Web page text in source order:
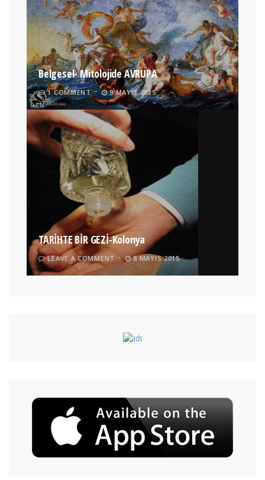
Belgesel- Mitolojide AVRUPA
1 COMMENT 9 MAYIS 2015
TARİHTE BİR GEZİ-Kolonya
LEAVE A COMMENT 8 MAYIS 2015